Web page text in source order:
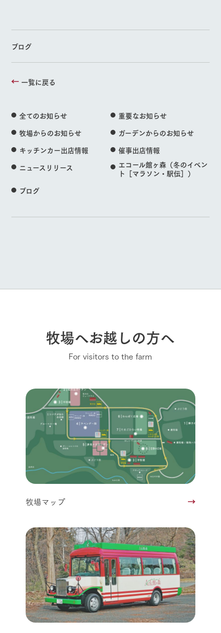
ブログ
一覧に戻る
全てのお知らせ
重要なお知らせ
牧場からのお知らせ
ガーデンからのお知らせ
キッチンカー出店情報
催事出店情報
ニュースリリース
エコール館ヶ森（冬のイベン
ト［マラソン・駅伝］）
ブログ
牧場へお越しの方へ
For visitors to the farm
牧場マップ